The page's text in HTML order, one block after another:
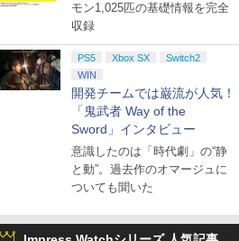
モン1,025匹の基礎情報を完全
収録
PS5 Xbox SX
Switch2
WIN
開発チームでは巌流が人気！
「鬼武者 Way of the
Sword」インタビュー
意識したのは「時代劇」の“静
と動”。過去作のオマージュに
ついても聞いた